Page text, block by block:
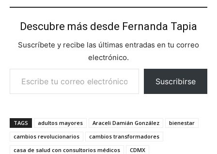
Descubre más desde Fernanda Tapia
Suscríbete y recibe las últimas entradas en tu correo
electrónico.
Escribe tu correo electrónico…
Suscribirse
TAGS adultos mayores Araceli Damián González
bienestar
cambios revolucionarios
cambios transformadores
casa de salud con consultorios médicos
CDMX